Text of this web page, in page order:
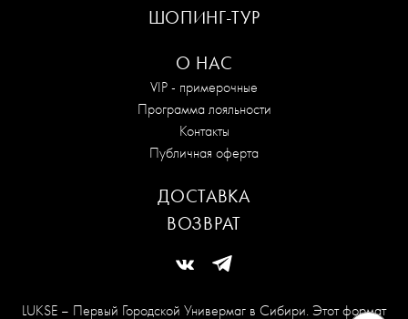
LUKSE – Первый Городской Универмаг в Сибири. Этот формат
О НАС
VIP - примерочные
Программа лояльности
Контакты
Публичная оферта
ШОПИНГ-ТУР
ДОСТАВКА
ВОЗВРАТ